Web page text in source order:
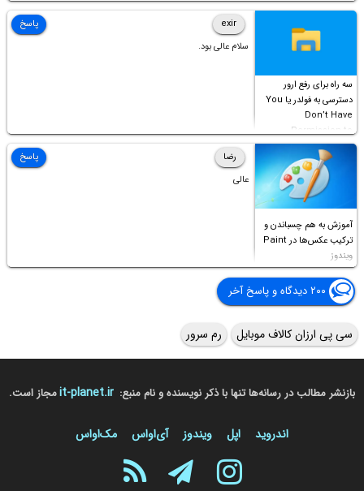
Access this folder
سه راه برای رفع ارور
دسترسی به فولدر یا You
Don’t Have
Permission to
Access this folder
exir
سلام عالی بود.
پاسخ
آموزش به هم چسباندن و
ترکیب عکس‌ها در Paint
ویندوز
رضا
عالی
پاسخ
۲۰۰ دیدگاه و پاسخ آخر
سی پی ارزان کالاف موبایل رم سرور
بازنشر مطالب در رسانه‌ها تنها با ذکر نویسنده و نام منبع: it-planet.irمجاز است.
اندروید اپل ویندوز آی‌او‌اس مک‌او‌اس